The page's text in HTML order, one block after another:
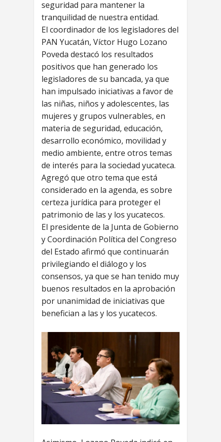
seguridad para mantener la
tranquilidad de nuestra entidad.
El coordinador de los legisladores del
PAN Yucatán, Víctor Hugo Lozano
Poveda destacó los resultados
positivos que han generado los
legisladores de su bancada, ya que
han impulsado iniciativas a favor de
las niñas, niños y adolescentes, las
mujeres y grupos vulnerables, en
materia de seguridad, educación,
desarrollo económico, movilidad y
medio ambiente, entre otros temas
de interés para la sociedad yucateca.
Agregó que otro tema que está
considerado en la agenda, es sobre
certeza jurídica para proteger el
patrimonio de las y los yucatecos.
El presidente de la Junta de Gobierno
y Coordinación Política del Congreso
del Estado afirmó que continuarán
privilegiando el diálogo y los
consensos, ya que se han tenido muy
buenos resultados en la aprobación
por unanimidad de iniciativas que
benefician a las y los yucatecos.